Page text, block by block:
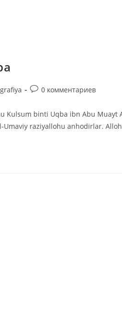
Комментарии
записи:
0 комментариев
Kulsum binti Uqba ibn Abu Muayt
raziyallohu anhodirlar.